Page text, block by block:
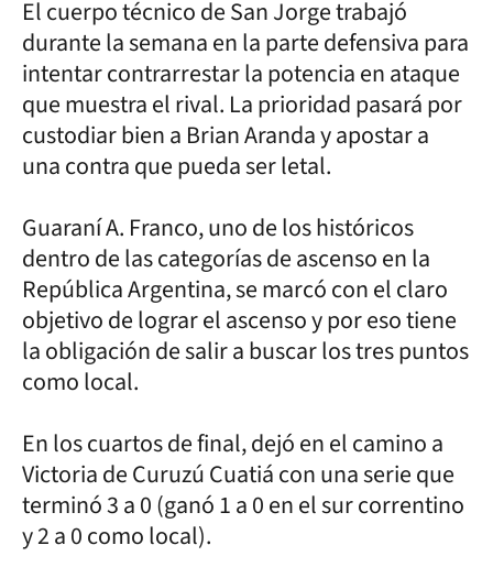
El cuerpo técnico de San Jorge trabajó
durante la semana en la parte defensiva para
intentar contrarrestar la potencia en ataque
que muestra el rival. La prioridad pasará por
custodiar bien a Brian Aranda y apostar a
una contra que pueda ser letal.
Guaraní A. Franco, uno de los históricos
dentro de las categorías de ascenso en la
República Argentina, se marcó con el claro
objetivo de lograr el ascenso y por eso tiene
la obligación de salir a buscar los tres puntos
como local.
En los cuartos de final, dejó en el camino a
Victoria de Curuzú Cuatiá con una serie que
terminó 3 a 0 (ganó 1 a 0 en el sur correntino
y 2 a 0 como local).